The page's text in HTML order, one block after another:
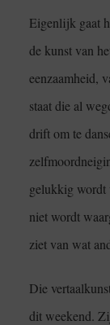
Eigenlijk gaat
de kunst van
eenzaamheid,
staat die al
drift om te
gelukkig wordt
niet wordt
ziet van wat
Die
dit weekend.